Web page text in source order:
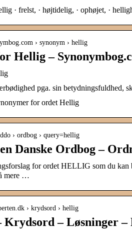
· frelst, · højtidelig, · ophøjet, ·
› synonym › hellig
Hellig –
pga. sin
for ordet Hellig
› ordbog › query=hellig
Danske Ordbog –
for ordet HELLIG som du
mere …
› krydsord › hellig
– Løsninger